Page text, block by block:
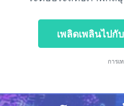
เพลิดเพลินไป
การเ